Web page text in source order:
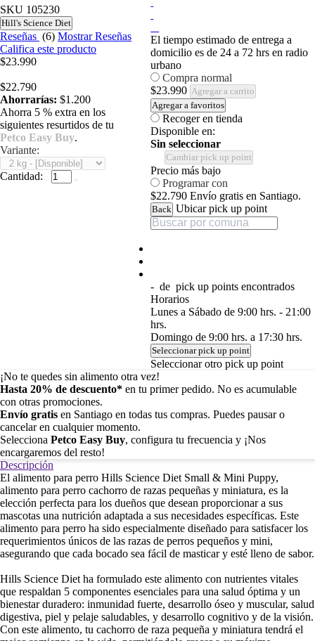
SKU 105230
Hill's Science Diet
Reseñas (6) Mostrar Reseñas
Califica este producto
$23.990
$22.790
Ahorrarías: $1.200
Ahorra 5 % extra en los
siguientes resurtidos de tu
Petco Easy Buy.
Variante:
Cantidad:
El tiempo estimado de entrega a
domicilio es de 24 a 72 hrs en radio
urbano
Compra normal
$23.990 Agregar a carrito
Agregar a favoritos
Recoger en tienda
Disponible en:
Sin seleccionar
Cambiar pick up point
Precio más bajo
Programar con
$22.790Envío gratis en Santiago.
Back Ubicar pick up point
- de pick up points encontrados
Horarios
Lunes a Sábado de 9:00 hrs. - 21:00
hrs.
Domingo de 9:00 hrs. a 17:30 hrs.
Seleccionar pick up point
Seleccionar otro pick up point
¡No te quedes sin alimento otra vez!
Hasta 20% de descuento* en tu primer pedido. No es acumulable
con otras promociones.
Envío gratis en Santiago en todas tus compras. Puedes pausar o
cancelar en cualquier momento.
Selecciona Petco Easy Buy, configura tu frecuencia y ¡Nos
encargaremos del resto!
Descripción
El alimento para perro Hills Science Diet Small & Mini Puppy,
alimento para perro cachorro de razas pequeñas y miniatura, es la
elección perfecta para los dueños que desean proporcionar a sus
mascotas una nutrición adaptada a sus necesidades específicas. Este
alimento para perro ha sido especialmente diseñado para satisfacer los
requerimientos únicos de las razas de perros pequeños y mini,
asegurando que cada bocado sea fácil de masticar y esté lleno de sabor.
Hills Science Diet ha formulado este alimento con nutrientes vitales
que respaldan 5 componentes esenciales para una salud óptima y un
bienestar duradero: inmunidad fuerte, desarrollo óseo y muscular, salud
digestiva, piel y pelaje saludables, y desarrollo cognitivo y de la visión.
Con este alimento, tu cachorro de raza pequeña y miniatura tendrá el